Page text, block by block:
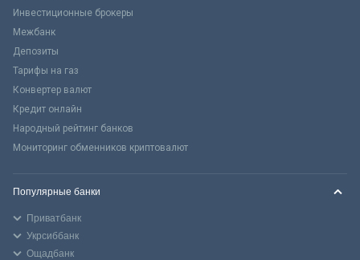
Инвестиционные брокеры
Межбанк
Депозиты
Тарифы на газ
Конвертер валют
Кредит онлайн
Народный рейтинг банков
Мониторинг обменников криптовалют
Популярные банки
Приватбанк
Укрсиббанк
Ощадбанк